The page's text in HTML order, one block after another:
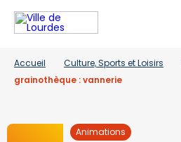
Accueil Culture, Sports et Loisirs
grainothèque : vannerie
Animations